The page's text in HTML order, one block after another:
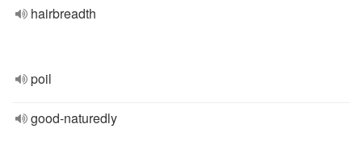
hairbreadth
poil
good-naturedly